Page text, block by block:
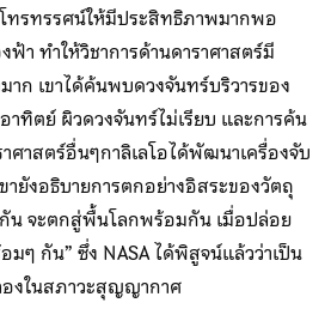
ทรทรรศน์ให้มีประสิทธิภาพมากพอ
า ทำให้วิชาการด้านดาราศาสตร์มี
าก เขาได้ค้นพบดวงจันทร์บริวารของ
ทิตย์ ผิวดวงจันทร์ไม่เรียบ และการค้น
าสตร์อื่นๆกาลิเลโอได้พัฒนาเครื่องจับ
ายังอธิบายการตกอย่างอิสระของวัตถุ
น จะตกสู่พื้นโลกพร้อมกัน เมื่อปล่อย
ๆ กัน” ซึ่ง NASA ได้พิสูจน์แล้วว่าเป็น
องในสภาวะสุญญากาศ